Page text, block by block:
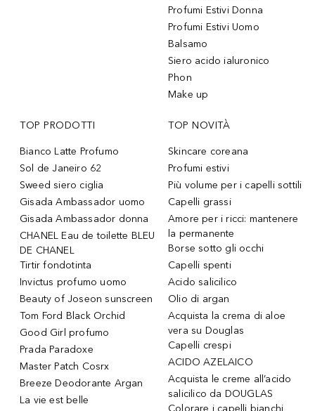
Profumi Estivi Donna
Profumi Estivi Uomo
Balsamo
Siero acido ialuronico
Phon
Make up
TOP PRODOTTI
Bianco Latte Profumo
Sol de Janeiro 62
Sweed siero ciglia
Gisada Ambassador uomo
Gisada Ambassador donna
CHANEL Eau de toilette BLEU
DE CHANEL
Tirtir fondotinta
Invictus profumo uomo
Beauty of Joseon sunscreen
Tom Ford Black Orchid
Good Girl profumo
Prada Paradoxe
Master Patch Cosrx
Breeze Deodorante Argan
La vie est belle
TOP NOVITÀ
Skincare coreana
Profumi estivi
Più volume per i capelli sottili
Capelli grassi
Amore per i ricci: mantenere
la permanente
Borse sotto gli occhi
Capelli spenti
Acido salicilico
Olio di argan
Acquista la crema di aloe
vera su Douglas
Capelli crespi
ACIDO AZELAICO
Acquista le creme all’acido
salicilico da DOUGLAS
Colorare i capelli bianchi